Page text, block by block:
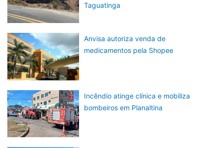
Taguatinga
Anvisa autoriza venda de
medicamentos pela Shopee
Incêndio atinge clínica e mobiliza
bombeiros em Planaltina